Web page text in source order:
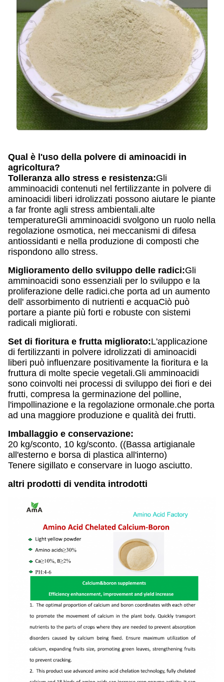
Qual è l'uso della polvere di aminoacidi in
agricoltura?
Tolleranza allo stress e resistenza:Gli
amminoacidi contenuti nel fertilizzante in polvere di
aminoacidi liberi idrolizzati possono aiutare le piante
a far fronte agli stress ambientali.alte
temperatureGli amminoacidi svolgono un ruolo nella
regolazione osmotica, nei meccanismi di difesa
antiossidanti e nella produzione di composti che
rispondono allo stress.
Miglioramento dello sviluppo delle radici:Gli
amminoacidi sono essenziali per lo sviluppo e la
proliferazione delle radici.che porta ad un aumento
dell' assorbimento di nutrienti e acquaCiò può
portare a piante più forti e robuste con sistemi
radicali migliorati.
Set di fioritura e frutta migliorato:L'applicazione
di fertilizzanti in polvere idrolizzati di aminoacidi
liberi può influenzare positivamente la fioritura e la
fruttura di molte specie vegetali.Gli amminoacidi
sono coinvolti nei processi di sviluppo dei fiori e dei
frutti, compresa la germinazione del polline,
l'impollinazione e la regolazione ormonale.che porta
ad una maggiore produzione e qualità dei frutti.
Imballaggio e conservazione:
20 kg/sconto, 10 kg/sconto. ((Bassa artigianale
all'esterno e borsa di plastica all'interno)
Tenere sigillato e conservare in luogo asciutto.
altri prodotti di vendita introdotti